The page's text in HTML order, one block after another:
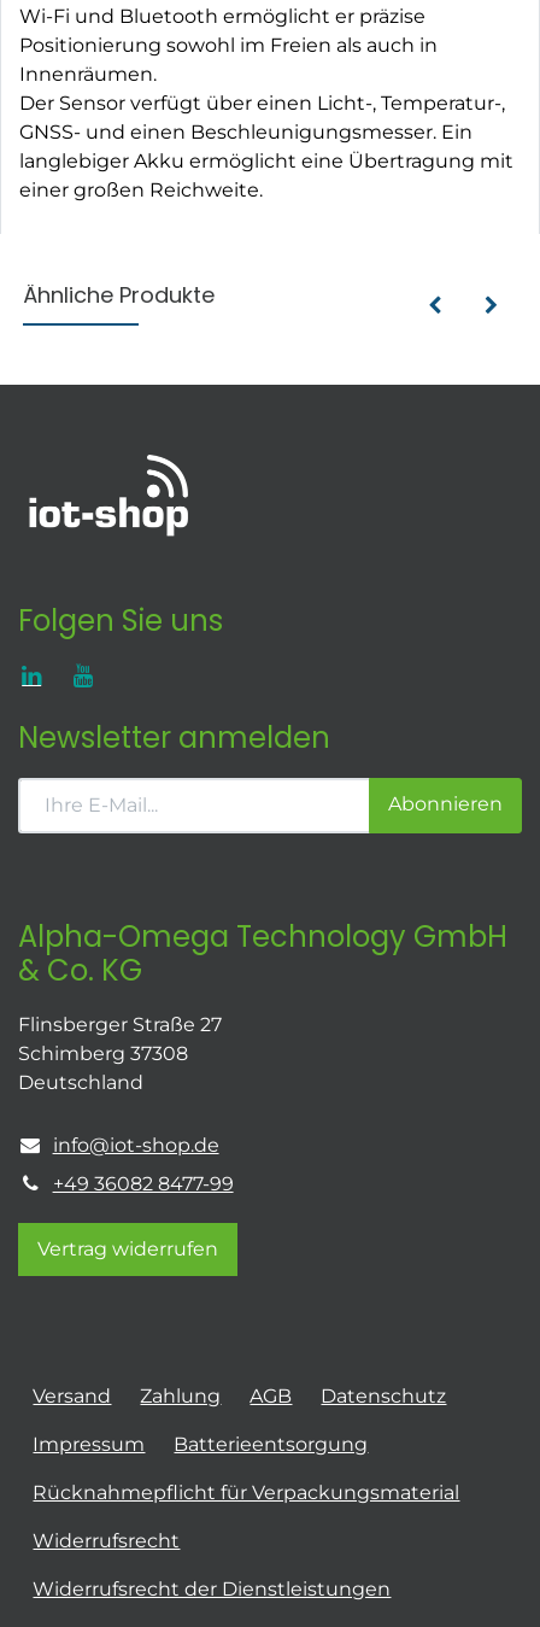
Wi-Fi und Bluetooth ermöglicht er präzise
Positionierung sowohl im Freien als auch in
Innenräumen.
Der Sensor verfügt über einen Licht-, Temperatur-,
GNSS- und einen Beschleunigungsmesser. Ein
langlebiger Akku ermöglicht eine Übertragung mit
einer großen Reichweite.
Ähnliche Produkte
Folgen Sie uns
Newsletter anmelden
Abonnieren
Alpha-Omega Technology GmbH
& Co. KG
Flinsberger Straße 27
Schimberg 37308
Deutschland
info@iot-shop.de
+49 36082 8477-99
Vertrag widerrufen
Versand Zahlung AGB Datenschutz
Impressum Batterieentsorgung
Rücknahmepflicht für Verpackungsmaterial
Widerrufsrecht
Widerrufsrecht der Dienstleistungen